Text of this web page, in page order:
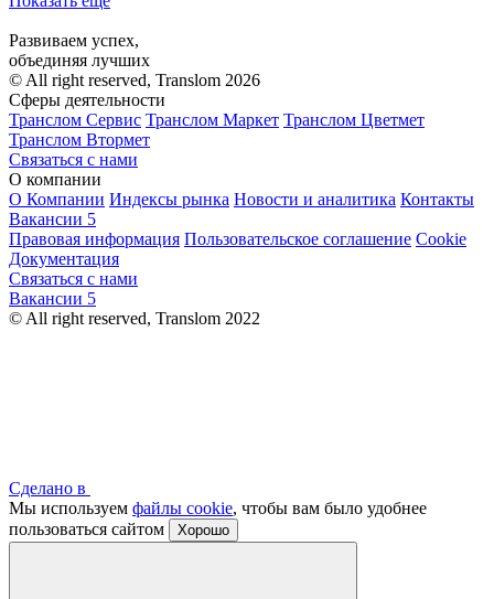
Развиваем успех,
объединяя лучших
© All right reserved, Translom 2026
Сферы деятельности
Транслом Сервис Транслом Маркет Транслом Цветмет
Транслом Втормет
Связаться с нами
О компании
О Компании Индексы рынка Новости и аналитика Контакты
Вакансии 5
Правовая информация Пользовательское соглашение Cookie
Документация
Связаться с нами
Вакансии 5
© All right reserved, Translom 2022
Сделано в
Мы используем файлы cookie, чтобы вам было удобнее
пользоваться сайтом
Хорошо